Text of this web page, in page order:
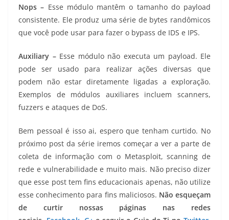
Nops – Esse módulo mantêm o tamanho do payload
consistente. Ele produz uma série de bytes randômicos
que você pode usar para fazer o bypass de IDS e IPS.
Auxiliary –Esse módulo não executa um payload. Ele
pode ser usado para realizar ações diversas que
podem não estar diretamente ligadas a exploração.
Exemplos de módulos auxiliares incluem scanners,
fuzzers e ataques de DoS.
Bem pessoal é isso ai, espero que tenham curtido. No
próximo post da série iremos começar a ver a parte de
coleta de informação com o Metasploit, scanning de
rede e vulnerabilidade e muito mais. Não preciso dizer
que esse post tem fins educacionais apenas, não utilize
esse conhecimento para fins maliciosos. Não esqueçam
de curtir nossas páginas nas redes